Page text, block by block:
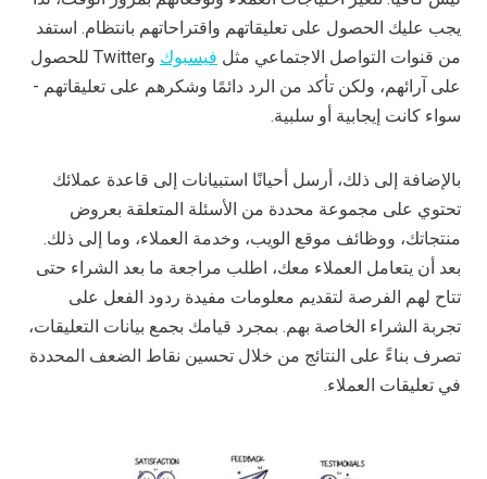
يجب عليك الحصول على تعليقاتهم واقتراحاتهم بانتظام. استفد
من قنوات التواصل الاجتماعي مثل فيسبوك
وTwitter للحصول
على آرائهم، ولكن تأكد من الرد دائمًا وشكرهم على تعليقاتهم -
سواء كانت إيجابية أو سلبية.
بالإضافة إلى ذلك، أرسل أحيانًا استبيانات إلى قاعدة عملائك
تحتوي على مجموعة محددة من الأسئلة المتعلقة بعروض
منتجاتك، ووظائف موقع الويب، وخدمة العملاء، وما إلى ذلك.
بعد أن يتعامل العملاء معك، اطلب مراجعة ما بعد الشراء حتى
تتاح لهم الفرصة لتقديم معلومات مفيدة ردود الفعل على
تجربة الشراء الخاصة بهم. بمجرد قيامك بجمع بيانات التعليقات،
تصرف بناءً على النتائج من خلال تحسين نقاط الضعف المحددة
في تعليقات العملاء.